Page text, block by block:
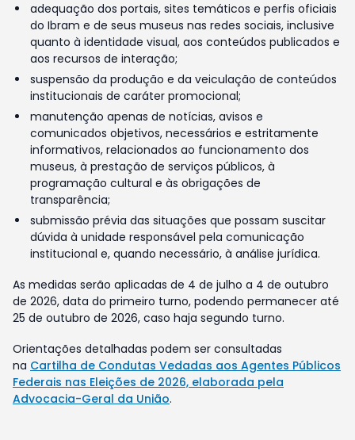
adequação dos portais, sites temáticos e perfis oficiais
do Ibram e de seus museus nas redes sociais, inclusive
quanto à identidade visual, aos conteúdos publicados e
aos recursos de interação;
suspensão da produção e da veiculação de conteúdos
institucionais de caráter promocional;
manutenção apenas de notícias, avisos e
comunicados objetivos, necessários e estritamente
informativos, relacionados ao funcionamento dos
museus, à prestação de serviços públicos, à
programação cultural e às obrigações de
transparência;
submissão prévia das situações que possam suscitar
dúvida à unidade responsável pela comunicação
institucional e, quando necessário, à análise jurídica.
As medidas serão aplicadas de 4 de julho a 4 de outubro
de 2026, data do primeiro turno, podendo permanecer até
25 de outubro de 2026, caso haja segundo turno.
Orientações detalhadas podem ser consultadas
na Cartilha de Condutas Vedadas aos Agentes Públicos
Federais nas Eleições de 2026, elaborada pela
Advocacia-Geral da União.